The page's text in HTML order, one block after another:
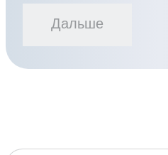
Дальше